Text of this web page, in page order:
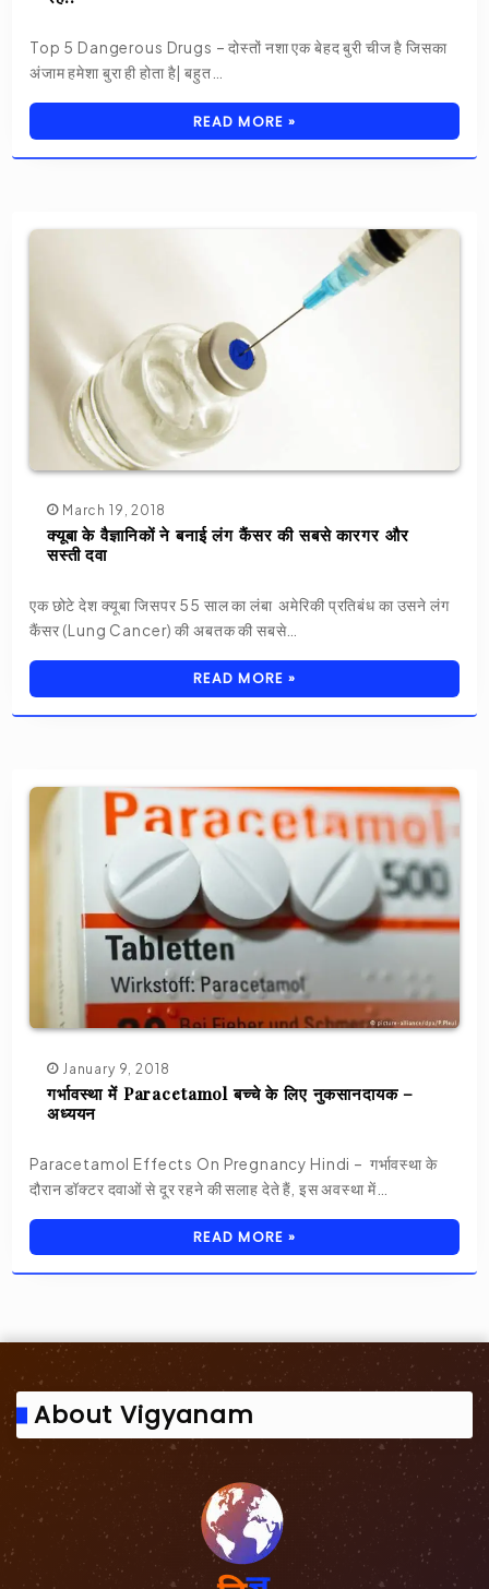
Top 5 Dangerous Drugs – दोस्तों नशा एक बेहद बुरी चीज है जिसका
अंजाम हमेशा बुरा ही होता है| बहुत…
READ MORE »
March 19, 2018
क्यूबा के वैज्ञानिकों ने बनाई लंग कैंसर की सबसे कारगर और
सस्ती दवा
एक छोटे देश क्यूबा जिसपर 55 साल का लंबा अमेरिकी प्रतिबंध का उसने लंग
कैंसर (Lung Cancer) की अबतक की सबसे…
READ MORE »
January 9, 2018
गर्भावस्था में Paracetamol बच्चे के लिए नुकसानदायक –
अध्ययन
Paracetamol Effects On Pregnancy Hindi – गर्भावस्था के
दौरान डॉक्टर दवाओं से दूर रहने की सलाह देते हैं, इस अवस्था में…
READ MORE »
About Vigyanam